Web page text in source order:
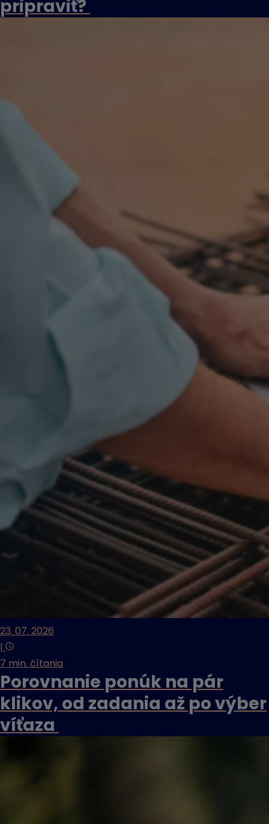
pripraviť?
23. 07. 2026
|
7 min. čítania
Porovnanie ponúk na pár
klikov, od zadania až po výber
víťaza